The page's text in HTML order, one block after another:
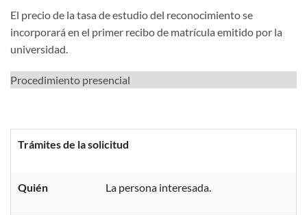
El precio de la tasa de estudio del reconocimiento se
incorporará en el primer recibo de matrícula emitido por la
universidad.
Procedimiento presencial
Trámites de la solicitud
Quién La persona interesada.